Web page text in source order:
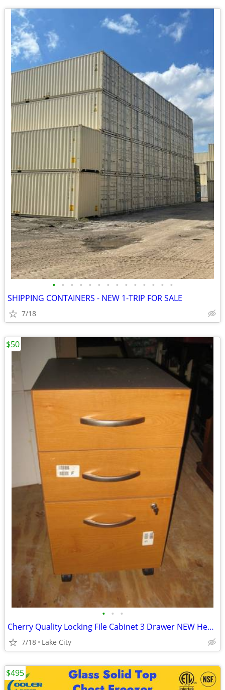
• • • • • • • • • • • • • •
SHIPPING CONTAINERS - NEW 1-TRIP FOR SALE
7/18
• • •
Cherry Quality Locking File Cabinet 3 Drawer NEW Heavy Retail $307.29
7/18 Lake City
$50
$495